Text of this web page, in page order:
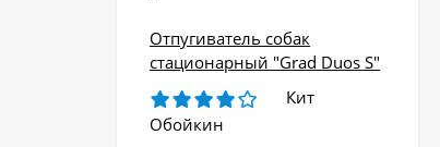
Отпугиватель собак
стационарный "Grad Duos S"
Кит
Обойкин